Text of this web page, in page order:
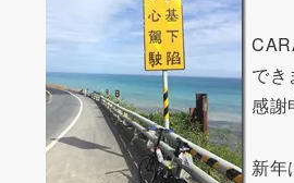
でき
感謝
新年